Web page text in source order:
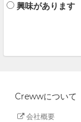
興味があります
Crewwについて
会社概要